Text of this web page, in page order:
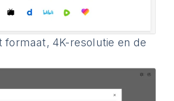
formaat, 4K-resolutie en de